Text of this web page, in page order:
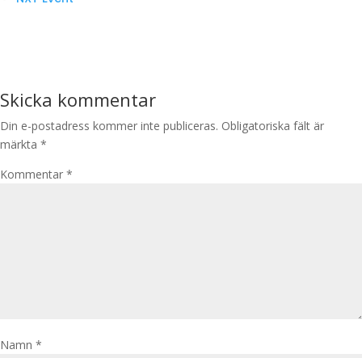
Skicka kommentar
Din e-postadress kommer inte publiceras. Obligatoriska fält är
märkta *
Kommentar *
Namn *